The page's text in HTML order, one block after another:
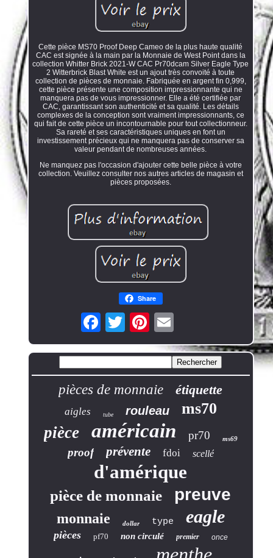
Cette pièce MS70 Proof Deep Cameo de la plus haute qualité
CAC est signée à la main par la Monnaie de West Point dans la
collection Whitter Brick 2021-W CAC Pr70dcam Silver Eagle Type
2 Witterbrick Blast White est un ajout très convoité à toute
collection de pièces de monnaie. Fabriquée en argent fin 0,999,
cette pièce présente une composition impressionnante qui ne
manquera pas de vous impressionner. Elle a été certifiée par
CAC, garantissant son authenticité et sa qualité. Les détails
complexes de la conception sont vraiment impressionnants, ce
qui fait de cette pièce un incontournable pour tout collectionneur.
Sa rareté et ses caractéristiques uniques en font un
investissement précieux qui ne manquera pas de conserver sa
valeur pendant de nombreuses années.
Ne manquez pas l'occasion d'ajouter cette belle pièce à votre
collection. Veuillez consulter nos autres articles de magasin et
pièces proposées.
Share
pièces de monnaie étiquette
aigles tube rouleau ms70
pièce américain pr70 ms69
proof prévente fdoi scellé
d'amérique
pièce de monnaie preuve
monnaie dollar type eagle
pièces pf70 non circulé premier once